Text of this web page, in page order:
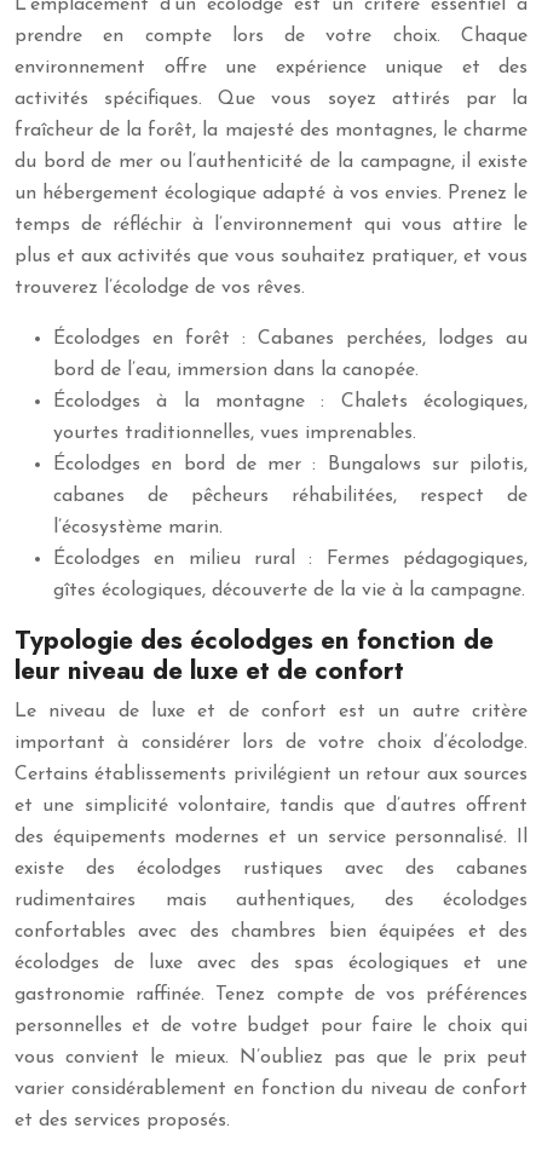
L’emplacement d’un écolodge est un critère essentiel à
prendre en compte lors de votre choix. Chaque
environnement offre une expérience unique et des
activités spécifiques. Que vous soyez attirés par la
fraîcheur de la forêt, la majesté des montagnes, le charme
du bord de mer ou l’authenticité de la campagne, il existe
un hébergement écologique adapté à vos envies. Prenez le
temps de réfléchir à l’environnement qui vous attire le
plus et aux activités que vous souhaitez pratiquer, et vous
trouverez l’écolodge de vos rêves.
Écolodges en forêt : Cabanes perchées, lodges au
bord de l’eau, immersion dans la canopée.
Écolodges à la montagne : Chalets écologiques,
yourtes traditionnelles, vues imprenables.
Écolodges en bord de mer : Bungalows sur pilotis,
cabanes de pêcheurs réhabilitées, respect de
l’écosystème marin.
Écolodges en milieu rural : Fermes pédagogiques,
gîtes écologiques, découverte de la vie à la campagne.
Typologie des écolodges en fonction de
leur niveau de luxe et de confort
Le niveau de luxe et de confort est un autre critère
important à considérer lors de votre choix d’écolodge.
Certains établissements privilégient un retour aux sources
et une simplicité volontaire, tandis que d’autres offrent
des équipements modernes et un service personnalisé. Il
existe des écolodges rustiques avec des cabanes
rudimentaires mais authentiques, des écolodges
confortables avec des chambres bien équipées et des
écolodges de luxe avec des spas écologiques et une
gastronomie raffinée. Tenez compte de vos préférences
personnelles et de votre budget pour faire le choix qui
vous convient le mieux. N’oubliez pas que le prix peut
varier considérablement en fonction du niveau de confort
et des services proposés.